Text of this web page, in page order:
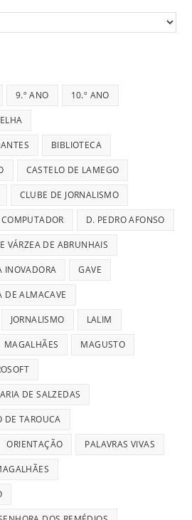
9.º ANO 10.º ANO
BIBLIOTECA
CASTELO DE LAMEGO
CLUBE DE JORNALISMO
COMPUTADOR D. PEDRO AFONSO
VÁRZEA DE ABRUNHAIS
INOVADORA GAVE
DE ALMACAVE
JORNALISMO LALIM
MAGALHÃES MAGUSTO
DE SALZEDAS
DE TAROUCA
ORIENTAÇÃO PALAVRAS VIVAS